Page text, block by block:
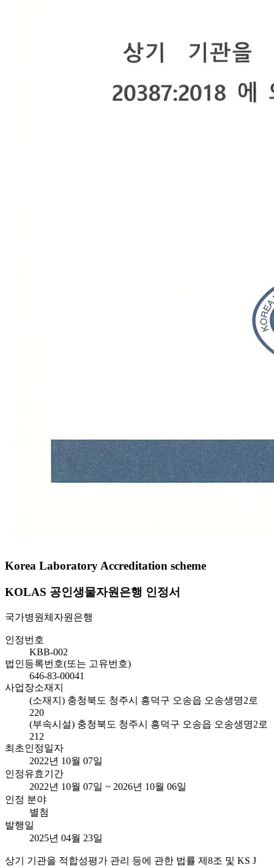
Korea Laboratory Accreditation scheme
KOLAS 공인생물자원은행 인정서
국가병원체자원은행
인정번호
KBB-002
법인등록번호(또는 고유번호)
646-83-00041
사업장소재지
(소재지) 충청북도 청주시 흥덕구 오송읍 오송생명2로
220
(부속시설) 충청북도 청주시 흥덕구 오송읍 오송생명2로
212
최초인정일자
2022년 10월 07일
인정유효기간
2022년 10월 07일 ~ 2026년 10월 06일
인정 분야
별첨
발행일
2025년 04월 23일
상기 기관을 적합성평가 관리 등에 관한 법률 제8조 및 KS J